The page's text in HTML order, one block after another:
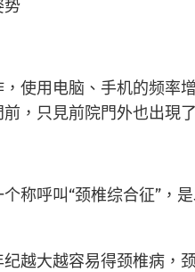
势
用电脑、手机的频率
，只見前院門外也出現
呼叫“颈椎综合征”，
大越容易得颈椎病，